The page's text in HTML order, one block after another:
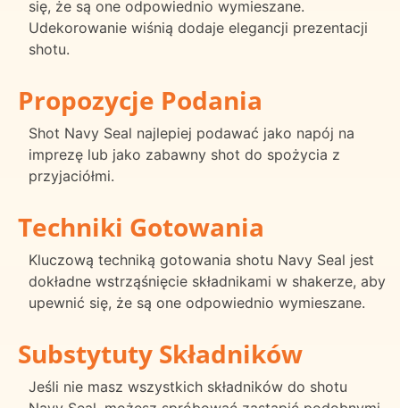
się, że są one odpowiednio wymieszane.
Udekorowanie wiśnią dodaje elegancji prezentacji
shotu.
Propozycje Podania
Shot Navy Seal najlepiej podawać jako napój na
imprezę lub jako zabawny shot do spożycia z
przyjaciółmi.
Techniki Gotowania
Kluczową techniką gotowania shotu Navy Seal jest
dokładne wstrząśnięcie składnikami w shakerze, aby
upewnić się, że są one odpowiednio wymieszane.
Substytuty Składników
Jeśli nie masz wszystkich składników do shotu